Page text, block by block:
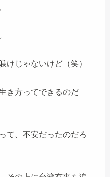
けじゃないけど（笑）
き方ってできるのだ
て、不安だったのだろ